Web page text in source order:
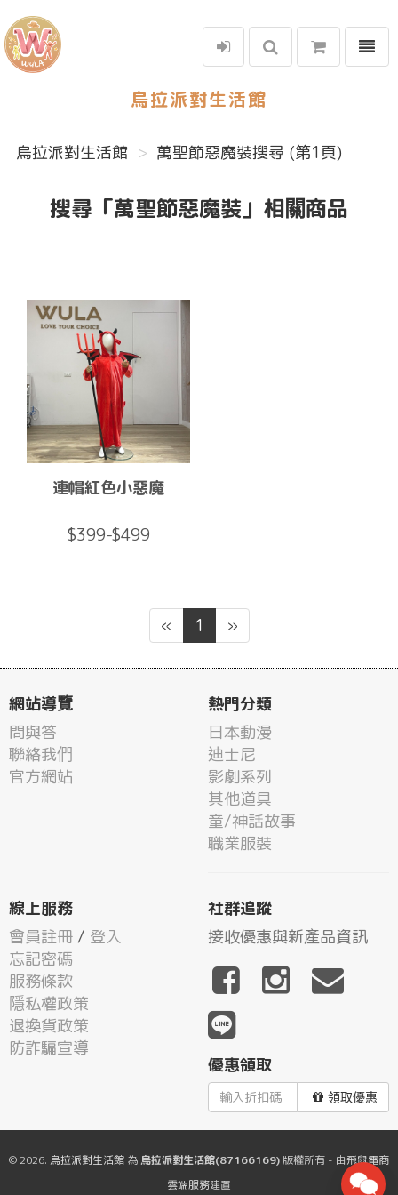
烏拉派對生活館
選單
烏拉派對生活館 萬聖節惡魔裝搜尋 (第1頁)
搜尋「萬聖節惡魔裝」相關商品
連帽紅色小惡魔
$399-$499
« 1 »
網站導覽
問與答
聯絡我們
官方網站
熱門分類
日本動漫
迪士尼
影劇系列
其他道具
童/神話故事
職業服裝
線上服務
會員註冊 / 登入
忘記密碼
服務條款
隱私權政策
退換貨政策
防詐騙宣導
社群追蹤
接收優惠與新產品資訊
優惠領取
領取優惠
© 2026. 烏拉派對生活館 為 烏拉派對生活館(87166169)版權所有 - 由飛鼠電商
雲端服務建置